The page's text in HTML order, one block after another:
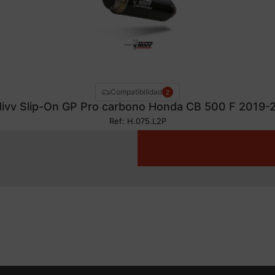
Compatibilidad 2
Slip-On GP Pro carbono Honda CB 500 F 2019-
Ref: H.075.L2P